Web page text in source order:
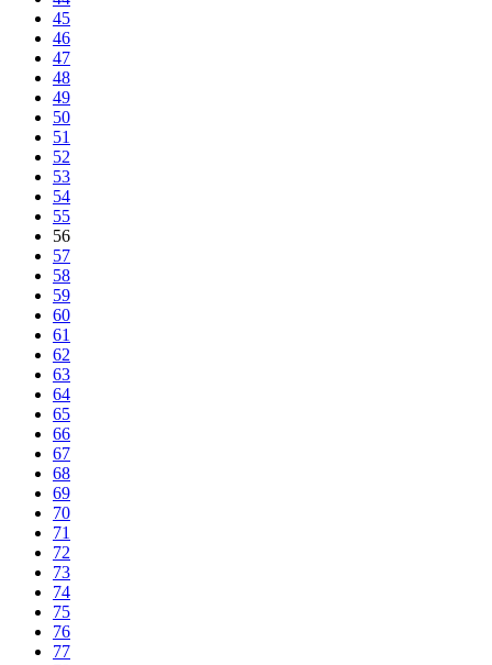
45
46
47
48
49
50
51
52
53
54
55
56
57
58
59
60
61
62
63
64
65
66
67
68
69
70
71
72
73
74
75
76
77